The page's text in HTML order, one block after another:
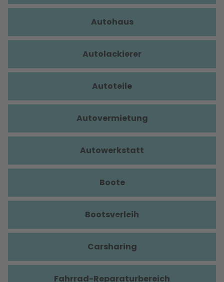
Autohaus
Autolackierer
Autoteile
Autovermietung
Autowerkstatt
Boote
Bootsverleih
Carsharing
Fahrrad-Reparaturbereich